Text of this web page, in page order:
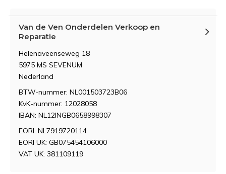
Van de Ven Onderdelen Verkoop en
Reparatie
Helenaveenseweg 18
5975 MS SEVENUM
Nederland
BTW-nummer: NL001503723B06
KvK-nummer: 12028058
IBAN: NL12INGB0658998307
EORI: NL7919720114
EORI UK: GB075454106000
VAT UK: 381109119